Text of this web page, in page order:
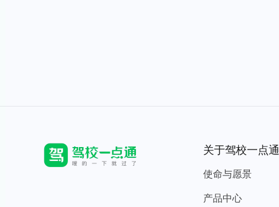
关于驾校一点通
使命与愿景
产品中心